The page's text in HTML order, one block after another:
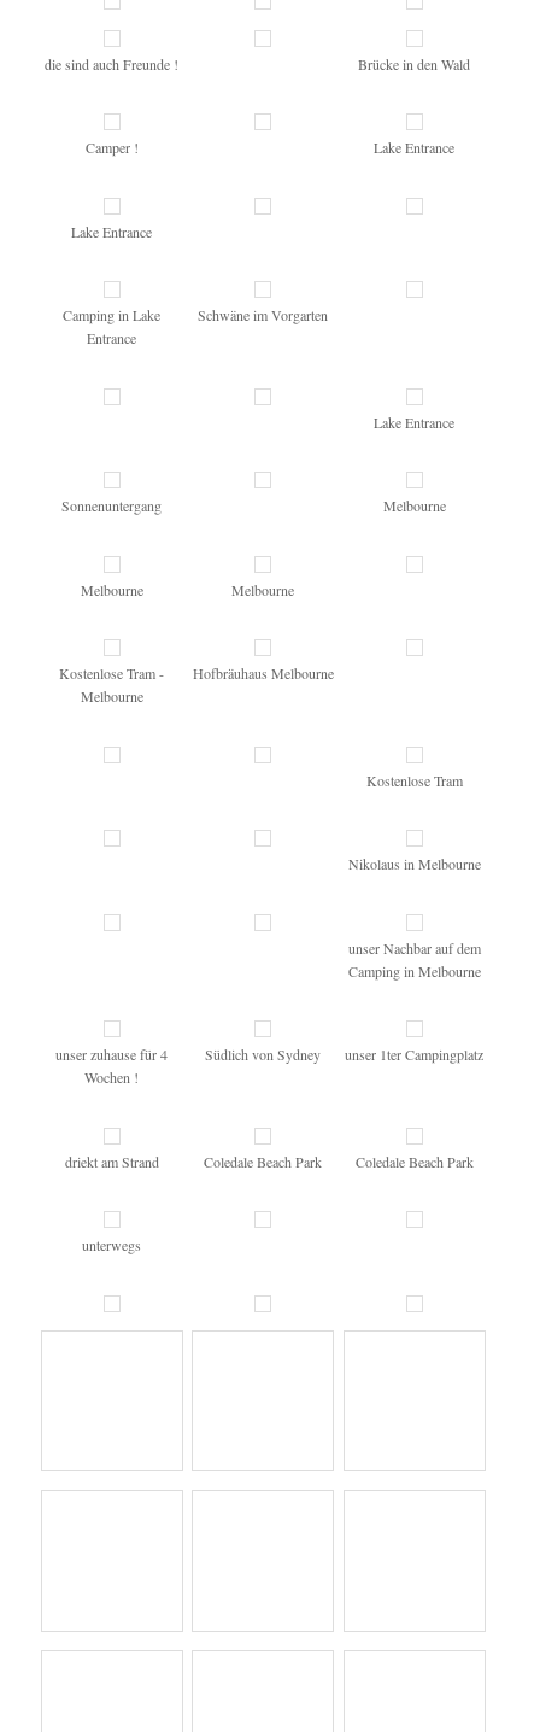
die sind auch Freunde ! Brücke in den Wald
Camper ! Lake Entrance
Lake Entrance
Camping in Lake
Entrance
Schwäne im Vorgarten
Lake Entrance
Sonnenuntergang Melbourne
Melbourne Melbourne
Kostenlose Tram -
Melbourne
Hofbräuhaus Melbourne
Kostenlose Tram
Nikolaus in Melbourne
unser Nachbar auf dem
Camping in Melbourne
unser zuhause für 4
Wochen !
Südlich von Sydney unser 1ter Campingplatz
driekt am Strand Coledale Beach Park Coledale Beach Park
unterwegs